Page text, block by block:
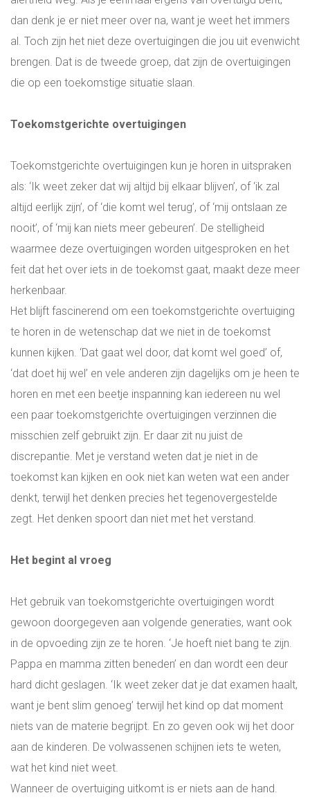
WIE ZIJN WIJ?
ONS TEAM
BLOG
LOGIN
ALL-IN RECRUITMENT
dan denk je er niet meer over na, want je weet het immers
al. Toch zijn het niet deze overtuigingen die jou uit evenwicht
brengen. Dat is de tweede groep, dat zijn de overtuigingen
die op een toekomstige situatie slaan.
Toekomstgerichte overtuigingen
Toekomstgerichte overtuigingen kun je horen in uitspraken
als: ‘Ik weet zeker dat wij altijd bij elkaar blijven’, of ‘ik zal
altijd eerlijk zijn’, of ‘die komt wel terug’, of ‘mij ontslaan ze
nooit’, of ‘mij kan niets meer gebeuren’. De stelligheid
waarmee deze overtuigingen worden uitgesproken en het
feit dat het over iets in de toekomst gaat, maakt deze meer
herkenbaar.
Het blijft fascinerend om een toekomstgerichte overtuiging
te horen in de wetenschap dat we niet in de toekomst
kunnen kijken. ‘Dat gaat wel door, dat komt wel goed’ of,
‘dat doet hij wel’ en vele anderen zijn dagelijks om je heen te
horen en met een beetje inspanning kan iedereen nu wel
een paar toekomstgerichte overtuigingen verzinnen die
misschien zelf gebruikt zijn. Er daar zit nu juist de
discrepantie. Met je verstand weten dat je niet in de
toekomst kan kijken en ook niet kan weten wat een ander
denkt, terwijl het denken precies het tegenovergestelde
zegt. Het denken spoort dan niet met het verstand.
Het begint al vroeg
Het gebruik van toekomstgerichte overtuigingen wordt
gewoon doorgegeven aan volgende generaties, want ook
in de opvoeding zijn ze te horen. ‘Je hoeft niet bang te zijn.
Pappa en mamma zitten beneden’ en dan wordt een deur
hard dicht geslagen. ‘Ik weet zeker dat je dat examen haalt,
want je bent slim genoeg’ terwijl het kind op dat moment
niets van de materie begrijpt. En zo geven ook wij het door
aan de kinderen. De volwassenen schijnen iets te weten,
wat het kind niet weet.
Wanneer de overtuiging uitkomt is er niets aan de hand.